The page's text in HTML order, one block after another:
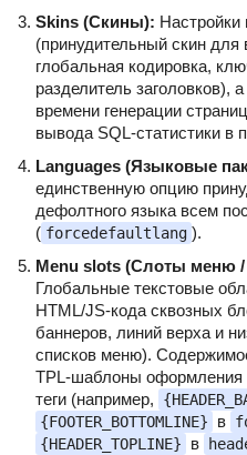
Skins (Скины):
(принудительный скин для
глобальная кодировка,
разделитель заголовков),
времени генерации
вывода SQL-статистики в
Languages (Языковые
единственную опцию
дефолтного языка всем
( forcedefaultlang ).
Menu slots (Слоты меню /
Глобальные текстовые
HTML/JS-кода сквозных
баннеров, линий верха и
списков меню).
TPL-шаблоны оформления
теги (например,
{FOOTER_BOTTOMLINE} в
{HEADER_TOPLINE} в